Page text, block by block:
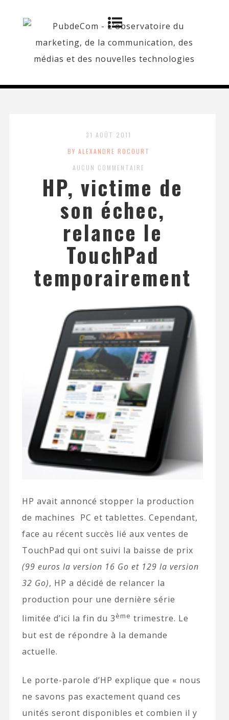
31 AOÛT 2011
BY ALEXANDRE ROCOURT
AUCUN COMMENTAIRE
HP, victime de
son échec,
relance le
TouchPad
temporairement
HP avait annoncé stopper la production
de machines PC et tablettes. Cependant,
face au récent succès lié aux ventes de
TouchPad qui ont suivi la baisse de prix
(99 euros la version 16 Go et 129 la version
32 Go), HP a décidé de relancer la
production pour une dernière série
limitée d’ici la fin du 3ème trimestre. Le
but est de répondre à la demande
actuelle.
Le porte-parole d’HP explique que « nous
ne savons pas exactement quand ces
unités seront disponibles et combien il y